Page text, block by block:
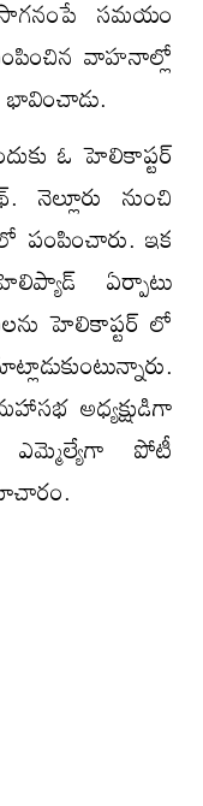
సమయం
వాహనాల్లో
ఓ హెలికాప్టర్
నెల్లూరు నుంచి
పంపించారు. ఇక
ఏర్పాటు
హెలికాప్టర్ లో
అధ్యక్షుడిగా
ఎమ్మెల్యేగా పోటీ